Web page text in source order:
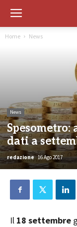
Home News
News
Spesometro:
dati a
redazione 16 Ago 2017
Il 18 settembre